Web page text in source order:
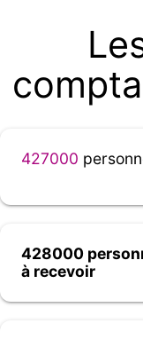
427000
428000
à recevoir